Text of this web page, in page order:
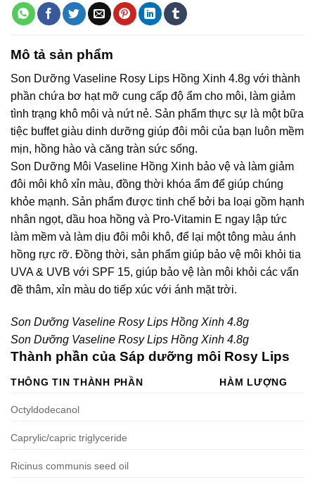
Mô tả sản phẩm
Son Dưỡng Vaseline Rosy Lips Hồng Xinh 4.8g với thành
phần chứa bơ hạt mỡ cung cấp độ ẩm cho môi, làm giảm
tình trạng khô môi và nứt nẻ. Sản phẩm thực sự là một bữa
tiệc buffet giàu dinh dưỡng giúp đôi môi của bạn luôn mềm
mịn, hồng hào và căng tràn sức sống.
Son Dưỡng Môi Vaseline Hồng Xinh bảo vệ và làm giảm
đôi môi khô xỉn màu, đồng thời khóa ẩm để giúp chúng
khỏe mạnh. Sản phẩm được tinh chế bởi ba loại gồm hạnh
nhân ngọt, dầu hoa hồng và Pro-Vitamin E ngay lập tức
làm mềm và làm dịu đôi môi khô, để lại một tông màu ánh
hồng rực rỡ. Đồng thời, sản phẩm giúp bảo vệ môi khỏi tia
UVA & UVB với SPF 15, giúp bảo vệ làn môi khỏi các vấn
đề thâm, xỉn màu do tiếp xúc với ánh mặt trời.
Son Dưỡng Vaseline Rosy Lips Hồng Xinh 4.8g
Son Dưỡng Vaseline Rosy Lips Hồng Xinh 4.8g
Thành phần của Sáp dưỡng môi Rosy Lips
THÔNG TIN THÀNH PHẦN HÀM LƯỢNG
Octyldodecanol
Caprylic/capric triglyceride
Ricinus communis seed oil